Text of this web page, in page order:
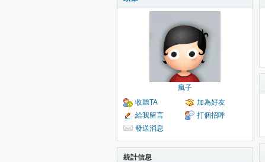
瘋子
收聽TA
加為好友
給我留言
打個招呼
發送消息
統計信息